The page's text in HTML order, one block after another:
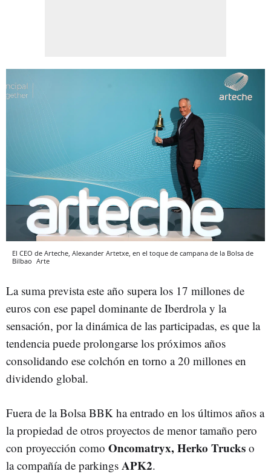
El CEO de Arteche, Alexander Artetxe, en el toque de campana de la Bolsa de
Bilbao Arte
La suma prevista este año supera los 17 millones de
euros con ese papel dominante de Iberdrola y la
sensación, por la dinámica de las participadas, es que la
tendencia puede prolongarse los próximos años
consolidando ese colchón en torno a 20 millones en
dividendo global.
Fuera de la Bolsa BBK ha entrado en los últimos años a
la propiedad de otros proyectos de menor tamaño pero
con proyección como Oncomatryx, Herko Trucks o
la compañía de parkings APK2.